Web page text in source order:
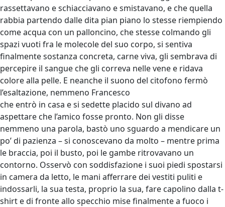
rassettavano e schiacciavano e smistavano, e che quella
rabbia partendo dalle dita pian piano lo stesse riempiendo
come acqua con un palloncino, che stesse colmando gli
spazi vuoti fra le molecole del suo corpo, si sentiva
finalmente sostanza concreta, carne viva, gli sembrava di
percepire il sangue che gli correva nelle vene e ridava
colore alla pelle. E neanche il suono del citofono fermò
l’esaltazione, nemmeno Francesco
che entrò in casa e si sedette placido sul divano ad
aspettare che l’amico fosse pronto. Non gli disse
nemmeno una parola, bastò uno sguardo a mendicare un
po’ di pazienza – si conoscevano da molto – mentre prima
le braccia, poi il busto, poi le gambe ritrovavano un
contorno. Osservò con soddisfazione i suoi piedi spostarsi
in camera da letto, le mani afferrare dei vestiti puliti e
indossarli, la sua testa, proprio la sua, fare capolino dalla t-
shirt e di fronte allo specchio mise finalmente a fuoco i